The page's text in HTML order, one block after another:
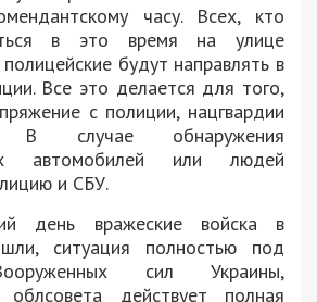
часу. Всех, кто
в это время на улице
будут направлять в
Все это делается для того,
с полиции, нацгвардии
случае обнаружения
автомобилей или людей
и СБУ.
день вражеские войска в
ситуация полностью под
сил Украины,
действует полная